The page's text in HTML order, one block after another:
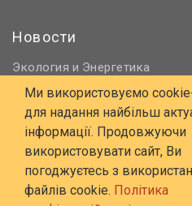
Новости
Экология и Энергетика
Нормативное регулирование
Строительство и
Охрана труда и ПБ
© 2006 - 2026 Все права защищены
E-mail:
online@budstandart.com
Ми використовуємо
для надання найбільш
інформації. Продовжуючи
використовувати сайт, Ви
погоджуєтесь з
файлів cookie. Політика